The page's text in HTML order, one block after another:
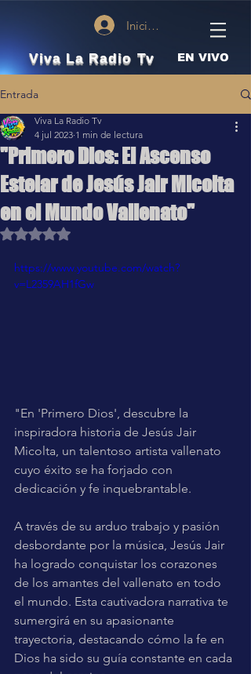
Iniciar sesión
Viva La Radio Tv EN VIVO
Entrada
"Primero Dios: El Ascenso
Estelar de Jesús Jair Micolta
en el Mundo Vallenato"
Viva La Radio Tv
4 jul 2023 1 min de lectura
Obtuvo NaN de 5 estrellas.
https://www.youtube.com/watch?
v=L2359AH1fGw
"En 'Primero Dios', descubre la
inspiradora historia de Jesús Jair
Micolta, un talentoso artista vallenato
cuyo éxito se ha forjado con
dedicación y fe inquebrantable.
A través de su arduo trabajo y pasión
desbordante por la música, Jesús Jair
ha logrado conquistar los corazones
de los amantes del vallenato en todo
el mundo. Esta cautivadora narrativa te
sumergirá en su apasionante
trayectoria, destacando cómo la fe en
Dios ha sido su guía constante en cada